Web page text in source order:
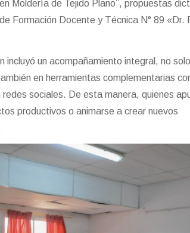
Moldería de Tejido Plano”, propuestas
Formación Docente y Técnica N° 89 «Dr.
incluyó un acompañamiento integral, no
en herramientas complementarias
sociales. De esta manera, quienes
productivos o animarse a crear nuevos